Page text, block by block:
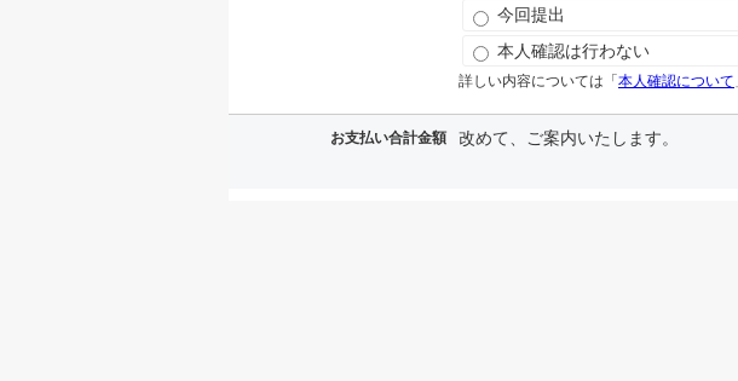
今回提出
本人確認は行わない
詳しい内容については「 本人確認について
お支払い合計金額 改めて、ご案内いたします。